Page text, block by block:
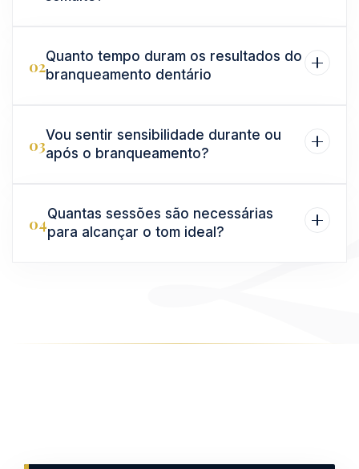
02
Quanto tempo duram os resultados do
branqueamento dentário
03
Vou sentir sensibilidade durante ou
após o branqueamento?
04
Quantas sessões são necessárias
para alcançar o tom ideal?